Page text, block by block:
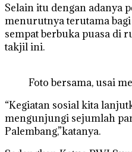
Selain itu dengan adanya
menurutnya terutama
sempat berbuka puasa di
takjil ini.
Foto bersama, usai
“Kegiatan sosial kita
mengunjungi sejumlah
Palembang,”katanya.